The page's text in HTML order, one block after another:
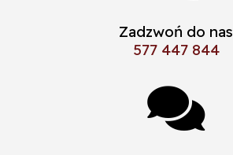
Zadzwoń do nas
577 447 844
